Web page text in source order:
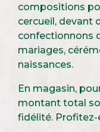
compositions
cercueil, devant
confectionnons
mariages,
naissances.
En magasin,
montant total
fidélité. Profitez-